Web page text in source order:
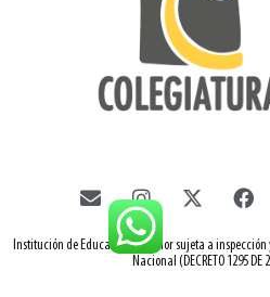
Institución de Educación Superior sujeta a
Nacional (DECRETO 1295 DE